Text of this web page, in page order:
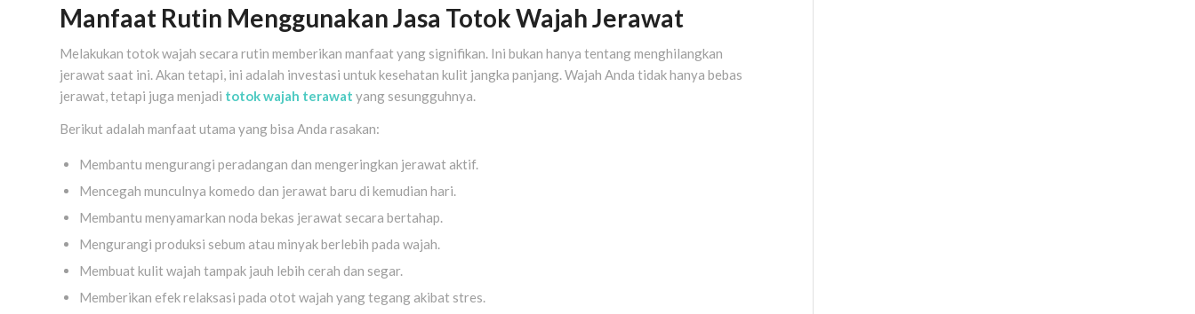
Manfaat Rutin Menggunakan Jasa Totok Wajah Jerawat
Melakukan totok wajah secara rutin memberikan manfaat yang signifikan. Ini bukan hanya tentang menghilangkan
jerawat saat ini. Akan tetapi, ini adalah investasi untuk kesehatan kulit jangka panjang. Wajah Anda tidak hanya bebas
jerawat, tetapi juga menjadi totok wajah terawat yang sesungguhnya.
Berikut adalah manfaat utama yang bisa Anda rasakan:
Membantu mengurangi peradangan dan mengeringkan jerawat aktif.
Mencegah munculnya komedo dan jerawat baru di kemudian hari.
Membantu menyamarkan noda bekas jerawat secara bertahap.
Mengurangi produksi sebum atau minyak berlebih pada wajah.
Membuat kulit wajah tampak jauh lebih cerah dan segar.
Memberikan efek relaksasi pada otot wajah yang tegang akibat stres.